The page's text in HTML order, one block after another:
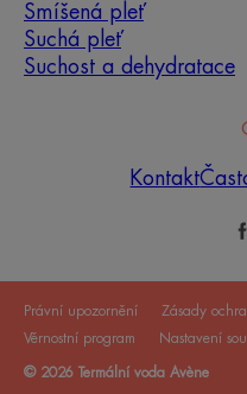
Smíšená pleť
Suchá pleť
Suchost a dehydratace
Kontakt
Právní upozornění
Zásady
Věrnostní program
Nastavení
© 2026 Termální voda Avène